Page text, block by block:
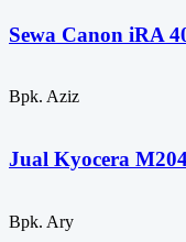
Sewa Canon iRA
Bpk. Aziz
Jual Kyocera
Bpk. Ary